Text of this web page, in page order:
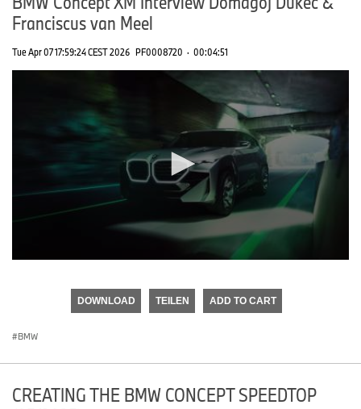
Franciscus van Meel
Tue Apr 07 17:59:24 CEST 2026 PF0008720 · 00:04:51
DOWNLOAD TEILEN ADD TO CART
BMW
CREATING THE BMW CONCEPT SPEEDTOP